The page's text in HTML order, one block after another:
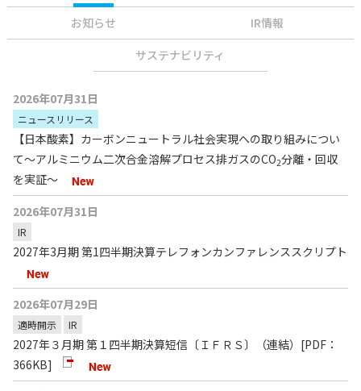
お知らせ
IR情報
サステナビリティ
2026年07月31日
ニュースリリース
【日本酸素】カーボンニュートラル社会実現への取り組みについ
て～アルミニウム二次合金溶解プロセス排ガスのCO2分離・回収
を実証～
2026年07月31日
IR
2027年3月期 第1四半期決算テレフォンカンファレンススクリプト
2026年07月29日
適時開示 IR
2027年３月期 第１四半期決算短信〔ＩＦＲＳ〕（連結） [PDF：
366KB]